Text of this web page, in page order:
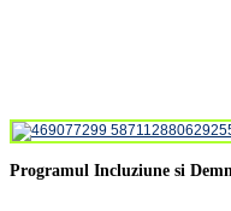
Programul Incluziune si